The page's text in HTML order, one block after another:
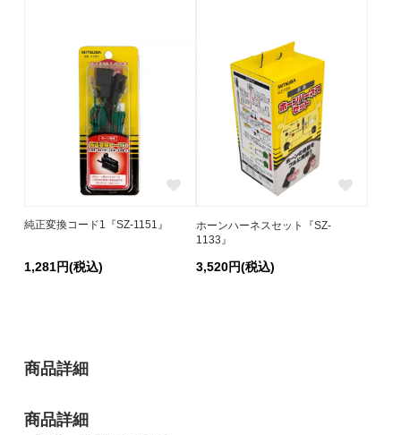
純正変換コード1『SZ-1151』
1,281円(税込)
ホーンハーネスセット『SZ-
1133』
3,520円(税込)
商品詳細
商品詳細